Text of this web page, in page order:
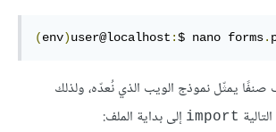
(env)user@localhost :$ nano forms.
يمثّل نموذج الويب الذي نُعدّه، ولذلك
import إلى بداية الملف: